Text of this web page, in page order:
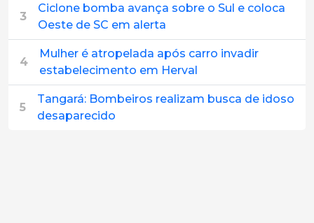
3
Ciclone bomba avança sobre o Sul e coloca
Oeste de SC em alerta
4
Mulher é atropelada após carro invadir
estabelecimento em Herval
5
Tangará: Bombeiros realizam busca de idoso
desaparecido